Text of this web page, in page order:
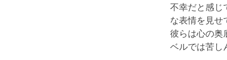
不幸だと感じ
な表情を見せ
彼らは心の奥
ベルでは苦し